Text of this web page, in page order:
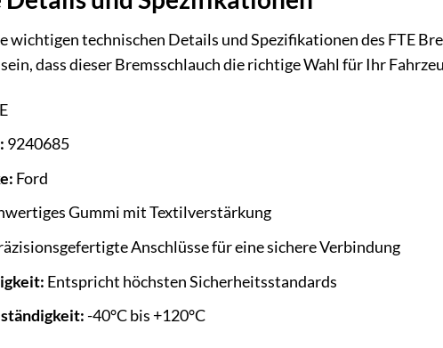
wichtigen technischen Details und Spezifikationen des FTE
dass dieser Bremsschlauch die richtige Wahl für Ihr
9240685
Ford
Gummi mit Textilverstärkung
Anschlüsse für eine sichere Verbindung
Entspricht höchsten Sicherheitsstandards
-40°C bis +120°C